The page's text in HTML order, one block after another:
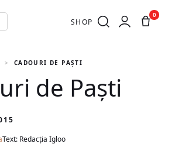
SHOP
0
CADOURI DE PAȘTI
de Paști
Text: Redacția Igloo